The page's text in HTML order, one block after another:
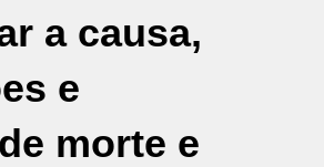
a causa,
e
morte e